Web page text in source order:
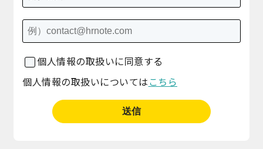
個人情報の取扱いに同意する
個人情報の取扱いについては こちら